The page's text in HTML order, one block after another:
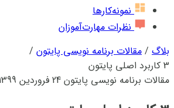
نمونه‌کارها
نظرات مهارت‌آموزان
بلاگ / مقالات برنامه نویسی پایتون /
3 کاربرد اصلی پایتون
مقالات برنامه نویسی پایتون 24 فروردین 1399